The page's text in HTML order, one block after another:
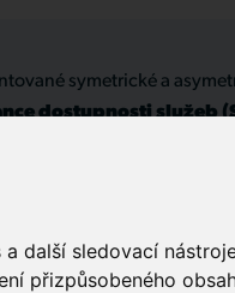
další sledovací
přizpůsobeného
symetrické a
dostupnosti služeb
přípojky a interní
správa sítí a